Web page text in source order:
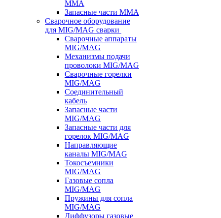
MMA
Запасные части MMA
Сварочное оборудование
для MIG/MAG сварки
Сварочные аппараты
MIG/MAG
Механизмы подачи
проволоки MIG/MAG
Сварочные горелки
MIG/MAG
Соединительный
кабель
Запасные части
MIG/MAG
Запасные части для
горелок MIG/MAG
Направляющие
каналы MIG/MAG
Токосъемники
MIG/MAG
Газовые сопла
MIG/MAG
Пружины для сопла
MIG/MAG
Диффузоры газовые